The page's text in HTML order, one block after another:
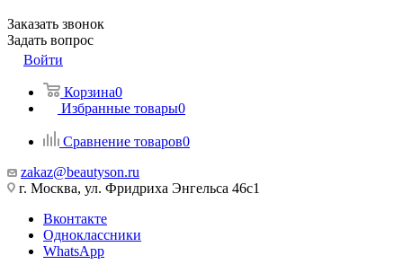
Заказать звонок
Задать вопрос
Войти
Корзина0
Избранные товары0
Сравнение товаров0
zakaz@beautyson.ru
г. Москва, ул. Фридриха Энгельса 46с1
Вконтакте
Одноклассники
WhatsApp